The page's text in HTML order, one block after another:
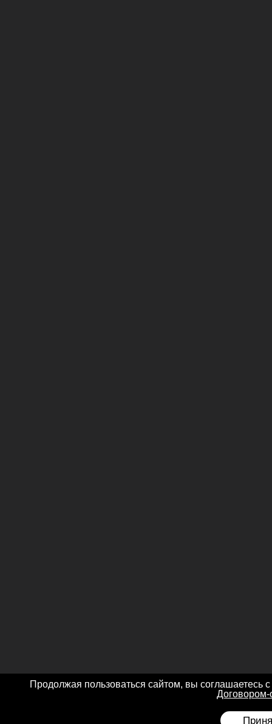
Продолжая пользоваться сайтом, вы соглашаетесь